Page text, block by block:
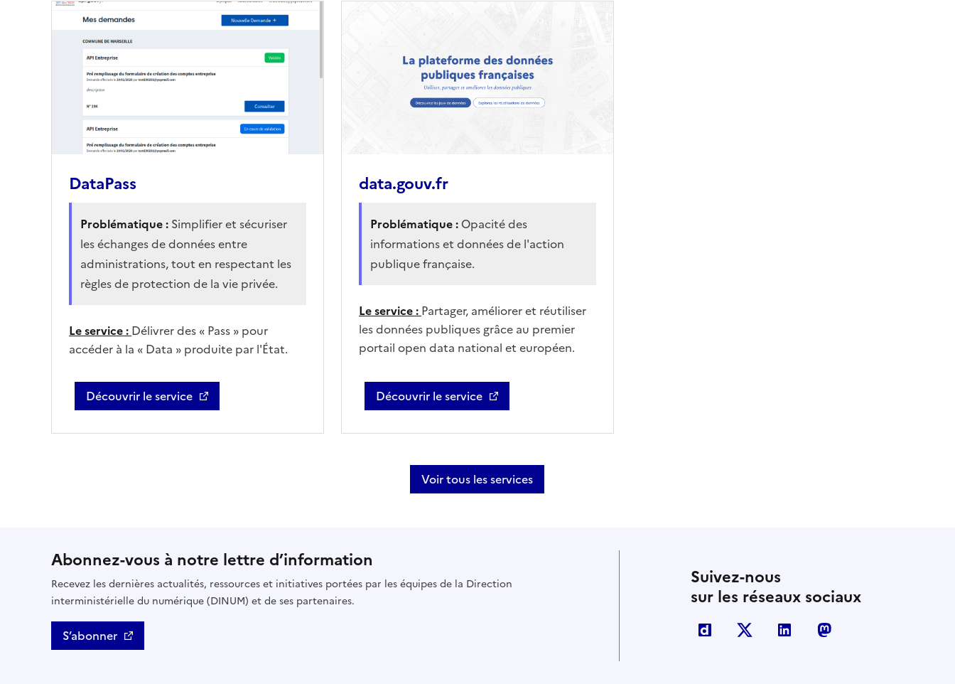
DataPass
Problématique : Simplifier et sécuriser
les échanges de données entre
administrations, tout en respectant les
règles de protection de la vie privée.
Le service : Délivrer des « Pass » pour
accéder à la « Data » produite par l'État.
Découvrir le service
DataPass - Ouvre une nouvel fenêtre
data.gouv.fr
Problématique : Opacité des
informations et données de l'action
publique française.
Le service : Partager, améliorer et réutiliser
les données publiques grâce au premier
portail open data national et européen.
Découvrir le service
data.gouv.fr - Ouvre une nouvel fenêtre
Voir tous les services
Abonnez-vous à notre lettre d’information
Recevez les dernières actualités, ressources et initiatives portées par les équipes de la Direction
interministérielle du numérique (DINUM) et de ses partenaires.
S’abonner
Suivez-nous
sur les réseaux sociaux
Dailymotion Linkedin